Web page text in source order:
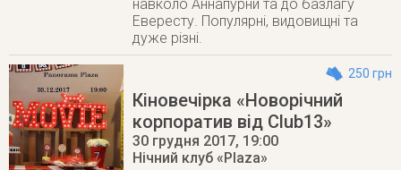
навколо Аннапурни та до базлагу
Евересту. Популярні, видовищні та
дуже різні.
250 грн
Кіновечірка «Новорічний
корпоратив від Club13»
30 грудня 2017, 19:00
Нічний клуб «Plaza»